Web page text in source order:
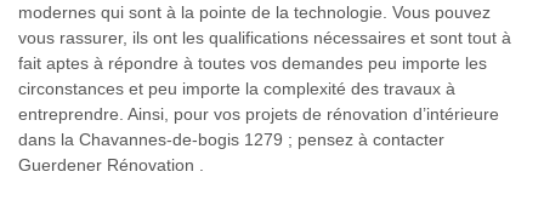
modernes qui sont à la pointe de la technologie. Vous pouvez
vous rassurer, ils ont les qualifications nécessaires et sont tout à
fait aptes à répondre à toutes vos demandes peu importe les
circonstances et peu importe la complexité des travaux à
entreprendre. Ainsi, pour vos projets de rénovation d’intérieure
dans la Chavannes-de-bogis 1279 ; pensez à contacter
Guerdener Rénovation .